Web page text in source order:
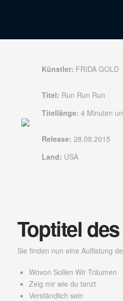
Künstler: FRIDA GOLD
Titel: Run Run Run
Titellänge: 4 Minuten
Release: 28.08.2015
Land: USA
Toptitel
Sie finden nun eine Auflistung
Wovon Sollen Wir Träumen
Zeig mir wie du tanzt
Verständlich sein